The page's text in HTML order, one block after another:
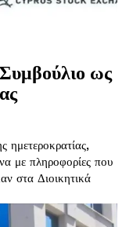
ως
ημετεροκρατίας,
στα Διοικητικά